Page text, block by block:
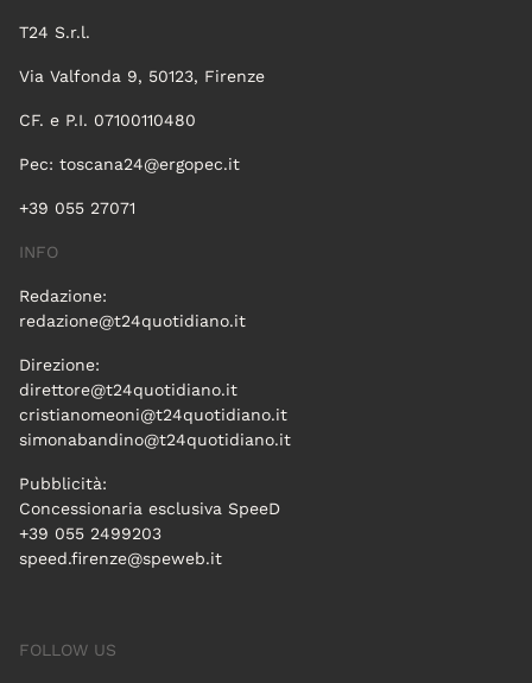
T24 S.r.l.
Via Valfonda 9, 50123, Firenze
CF. e P.I. 07100110480
Pec: toscana24@ergopec.it
+39 055 27071
INFO
Redazione:
redazione@t24quotidiano.it
Direzione:
direttore@t24quotidiano.it
cristianomeoni@t24quotidiano.it
simonabandino@t24quotidiano.it
Pubblicità:
Concessionaria esclusiva SpeeD
+39 055 2499203
speed.firenze@speweb.it
FOLLOW US